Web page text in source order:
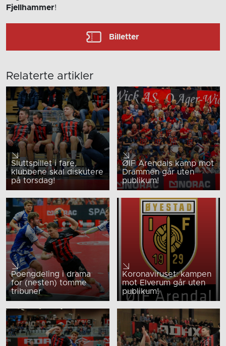
Fjellhammer!
Billetter
Relaterte artikler
Sluttspillet i fare,
klubbene skal diskutere
på torsdag!
ØIF Arendals kamp mot
Drammen går uten
publikum!
Poengdeling i drama
for (nesten) tomme
tribuner
Koronaviruset: kampen
mot Elverum går uten
publikum!